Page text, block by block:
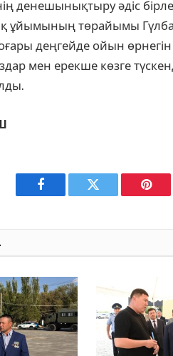
денешынықтыру әдіс
ұйымының төрайымы
деңгейде ойын
мен ерекше көзге
Facebook Twitter